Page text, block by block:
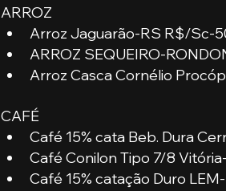
ARROZ
Arroz Jaguarão-RS R$/Sc-
ARROZ SEQUEIRO-
Arroz Casca Cornélio
CAFÉ
Café 15% cata Beb. Dura
Café Conilon Tipo 7/8
Café 15% catação Duro